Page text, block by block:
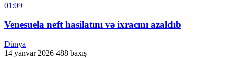
01:09
Venesuela neft hasilatını və ixracını azaldıb
Dünya
14 yanvar 2026 488 baxış